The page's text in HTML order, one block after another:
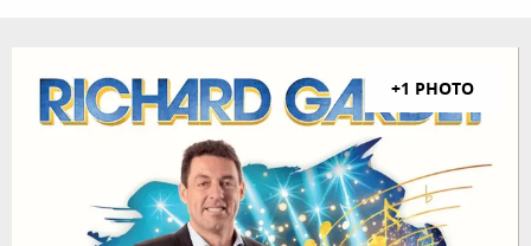
+1 PHOTO